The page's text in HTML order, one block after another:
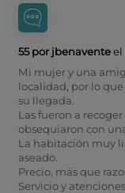
55 por jbenaventeel
Mi mujer y una
localidad, por lo
su llegada.
Las fueron a
obsequiaron con
La habitación muy
aseado.
Precio, más que
Servicio y